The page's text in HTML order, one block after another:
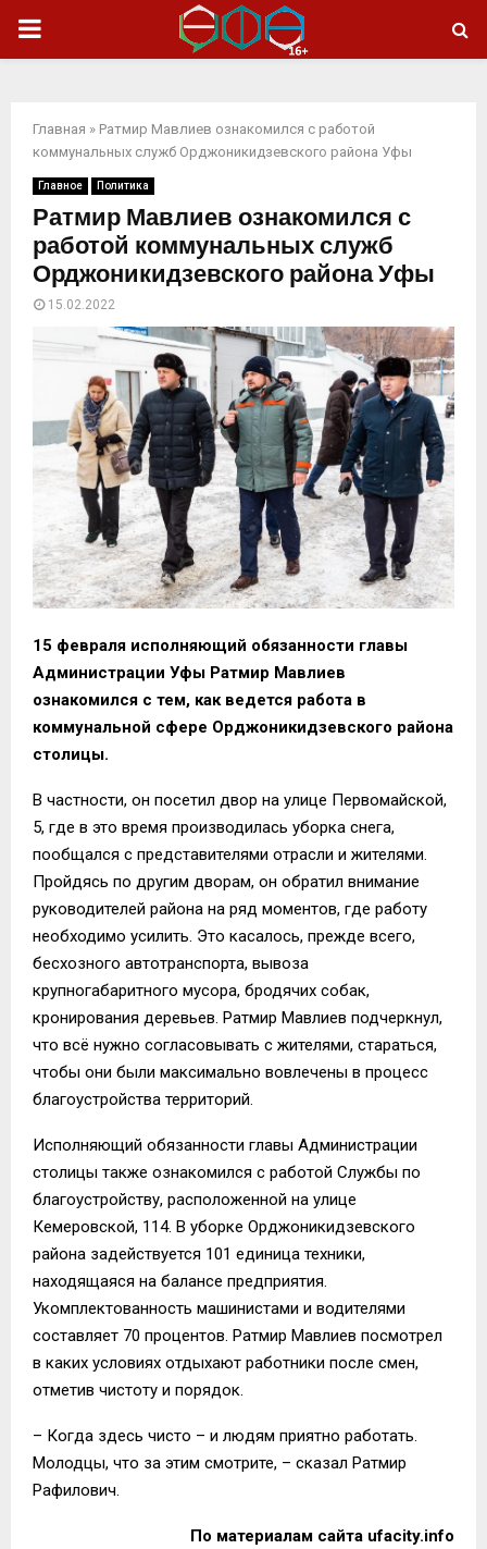
ОСНОВНОЕ
Главная » Ратмир Мавлиев ознакомился с работой
коммунальных служб Орджоникидзевского района Уфы
Главное Политика
Ратмир Мавлиев ознакомился с
работой коммунальных служб
Орджоникидзевского района Уфы
15.02.2022
15 февраля исполняющий обязанности главы
Администрации Уфы Ратмир Мавлиев
ознакомился с тем, как ведется работа в
коммунальной сфере Орджоникидзевского района
столицы.
В частности, он посетил двор на улице Первомайской,
5, где в это время производилась уборка снега,
пообщался с представителями отрасли и жителями.
Пройдясь по другим дворам, он обратил внимание
руководителей района на ряд моментов, где работу
необходимо усилить. Это касалось, прежде всего,
бесхозного автотранспорта, вывоза
крупногабаритного мусора, бродячих собак,
кронирования деревьев. Ратмир Мавлиев подчеркнул,
что всё нужно согласовывать с жителями, стараться,
чтобы они были максимально вовлечены в процесс
благоустройства территорий.
Исполняющий обязанности главы Администрации
столицы также ознакомился с работой Службы по
благоустройству, расположенной на улице
Кемеровской, 114. В уборке Орджоникидзевского
района задействуется 101 единица техники,
находящаяся на балансе предприятия.
Укомплектованность машинистами и водителями
составляет 70 процентов. Ратмир Мавлиев посмотрел
в каких условиях отдыхают работники после смен,
отметив чистоту и порядок.
– Когда здесь чисто – и людям приятно работать.
Молодцы, что за этим смотрите, – сказал Ратмир
Рафилович.
По материалам сайта ufacity.info